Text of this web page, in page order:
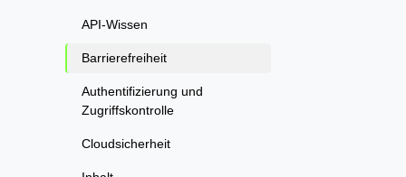
API-Wissen
Barrierefreiheit
Authentifizierung und
Zugriffskontrolle
Cloudsicherheit